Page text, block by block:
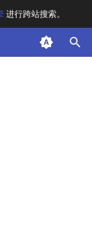
进行跨站搜索。